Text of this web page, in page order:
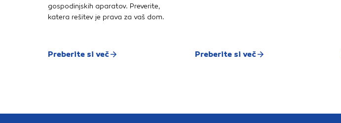
drugih atmosferilij,
sorazmerno slabo se ga
gospodinjskih aparatov. Preverite,
katera rešitev je prava za vaš dom.
Preberite si več Preberite si več